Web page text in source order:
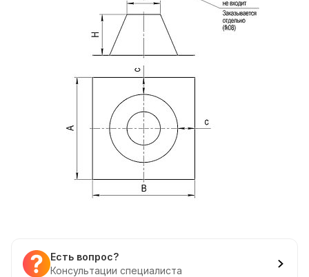
Есть вопрос?
Консультации специалиста